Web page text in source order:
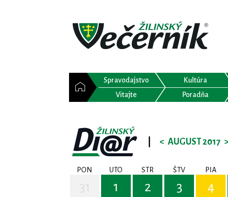
Spravodajstvo Kultúra
Vitajte
Poradňa
< AUGUST 2017 >
PON UTO STR ŠTV PIA
1 2 3 4